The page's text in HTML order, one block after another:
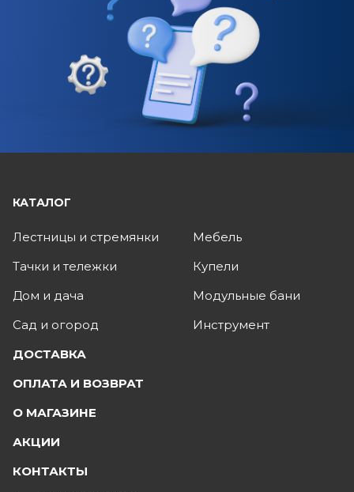
КАТАЛОГ
Лестницы и стремянки
Тачки и тележки
Дом и дача
Сад и огород
Мебель
Купели
Модульные бани
Инструмент
ДОСТАВКА
ОПЛАТА И ВОЗВРАТ
О МАГАЗИНЕ
АКЦИИ
КОНТАКТЫ